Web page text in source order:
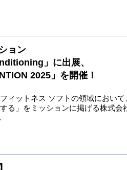
ョン
」に出展、
2025」を開催！
ィットネス ソフトの領域におい
る」をミッションに掲げる株式会